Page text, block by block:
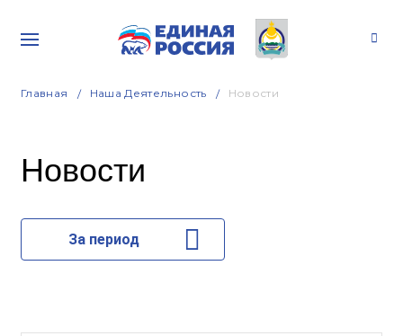
Главная Наша Деятельность Новости
Новости
За период